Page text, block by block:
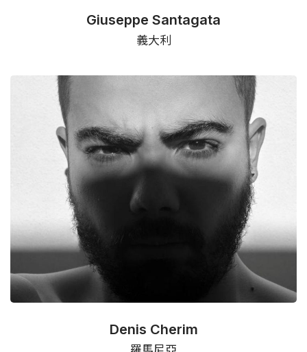
Giuseppe Santagata
義大利
Denis Cherim